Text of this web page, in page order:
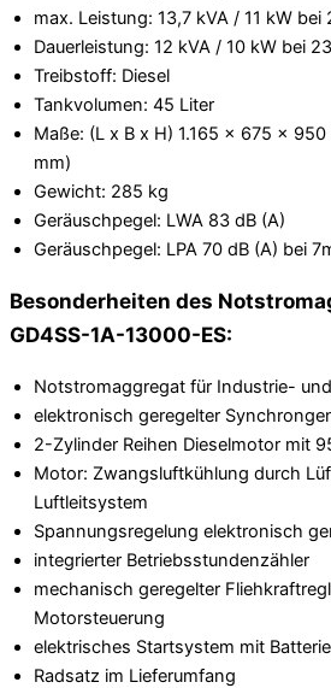
max. Leistung: 13,7 kVA / 11 kW bei
Dauerleistung: 12 kVA / 10 kW bei
Treibstoff: Diesel
Tankvolumen: 45 Liter
Maße: (L x B x H) 1.165 x 675 x
mm)
Gewicht: 285 kg
Geräuschpegel: LWA 83 dB (A)
Geräuschpegel: LPA 70 dB (A) bei
Besonderheiten des
GD4SS-1A-13000-ES:
Notstromaggregat für Industrie-
elektronisch geregelter
2-Zylinder Reihen Dieselmotor mit
Motor: Zwangsluftkühlung durch
Luftleitsystem
Spannungsregelung elektronisch
integrierter Betriebsstundenzähler
mechanisch geregelter
Motorsteuerung
elektrisches Startsystem mit Batterie
Radsatz im Lieferumfang